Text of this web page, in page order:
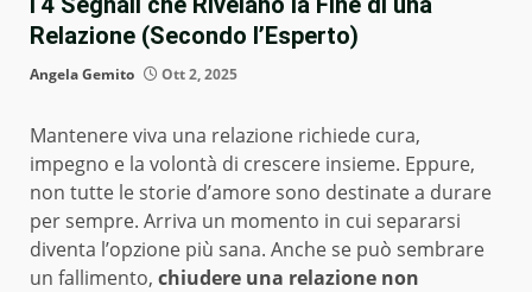
Relazione (Secondo l’Esperto)
Angela Gemito Ott 2, 2025
Mantenere viva una relazione richiede cura,
impegno e la volontà di crescere insieme. Eppure,
non tutte le storie d’amore sono destinate a durare
per sempre. Arriva un momento in cui separarsi
diventa l’opzione più sana. Anche se può sembrare
un fallimento, chiudere una relazione non